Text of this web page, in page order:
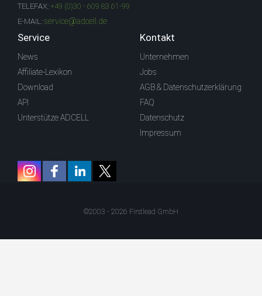
TELEFAX: +49 (0)30 - 609 83 61-99
E-MAIL: service@adcell.de
Service
News
Affiliate-Lexikon
Download
API
Unterstütze ADCELL
Kontakt
Unternehmen
Jobs
AGB & Datenschutzerklärung
FAQ
Datenschutz
Impressum
©2003 - 2026 Firstlead GmbH